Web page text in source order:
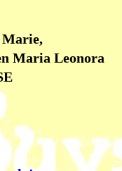
Marie,
Maria Leonora